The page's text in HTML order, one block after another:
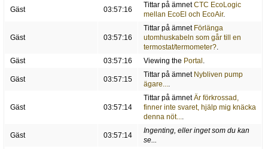
Gäst 03:57:16
Tittar på ämnetCTC EcoLogic
mellan EcoEl och EcoAir.
Gäst 03:57:16
Tittar på ämnet Förlänga
utomhuskabeln som går till en
termostat/termometer?.
Gäst
03:57:16 Viewing the Portal .
Gäst 03:57:15
Tittar på ämnet Nybliven pump
ägare....
Gäst 03:57:14
Tittar på ämnetÄr förkrossad,
finner inte svaret, hjälp mig knäcka
denna nöt....
Gäst 03:57:14
Ingenting, eller inget som du kan
se...